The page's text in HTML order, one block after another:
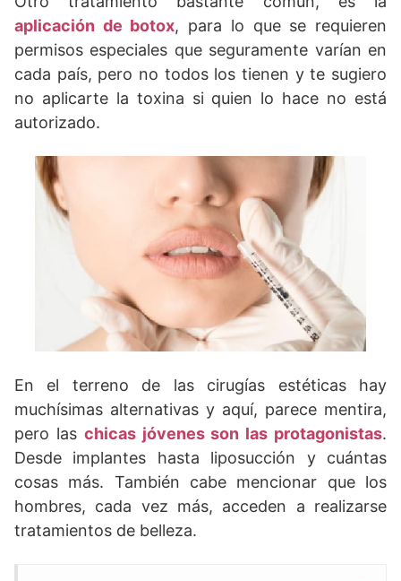
aplicación de botox, para lo que se requieren
permisos especiales que seguramente varían en
cada país, pero no todos los tienen y te sugiero
no aplicarte la toxina si quien lo hace no está
autorizado.
En el terreno de las cirugías estéticas hay
muchísimas alternativas y aquí, parece mentira,
pero las chicas jóvenes son las protagonistas.
Desde implantes hasta liposucción y cuántas
cosas más. También cabe mencionar que los
hombres, cada vez más, acceden a realizarse
tratamientos de belleza.